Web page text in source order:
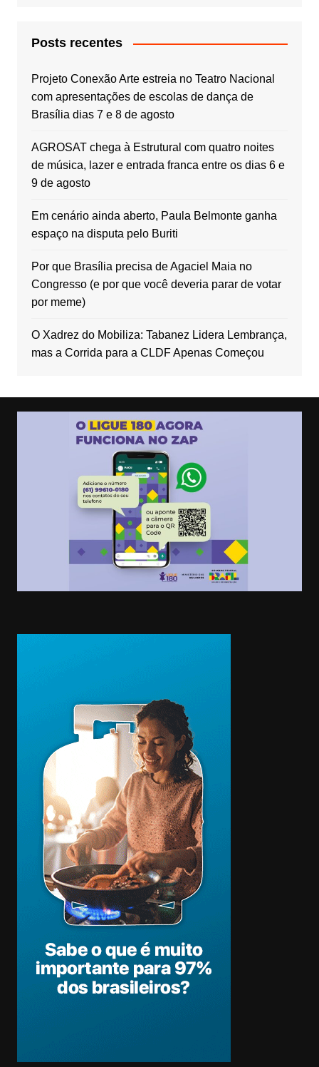
Posts recentes
Projeto Conexão Arte estreia no Teatro Nacional
com apresentações de escolas de dança de
Brasília dias 7 e 8 de agosto
AGROSAT chega à Estrutural com quatro noites
de música, lazer e entrada franca entre os dias 6 e
9 de agosto
Em cenário ainda aberto, Paula Belmonte ganha
espaço na disputa pelo Buriti
Por que Brasília precisa de Agaciel Maia no
Congresso (e por que você deveria parar de votar
por meme)
O Xadrez do Mobiliza: Tabanez Lidera Lembrança,
mas a Corrida para a CLDF Apenas Começou